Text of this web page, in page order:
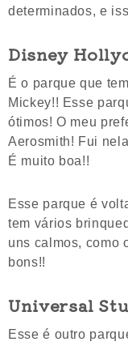
determinados, e
Disney
É o parque que
Mickey!! Esse
ótimos! O meu
Aerosmith! Fui
É muito boa!!
Esse parque é
tem vários
uns calmos, como
bons!!
Universal
Esse é outro